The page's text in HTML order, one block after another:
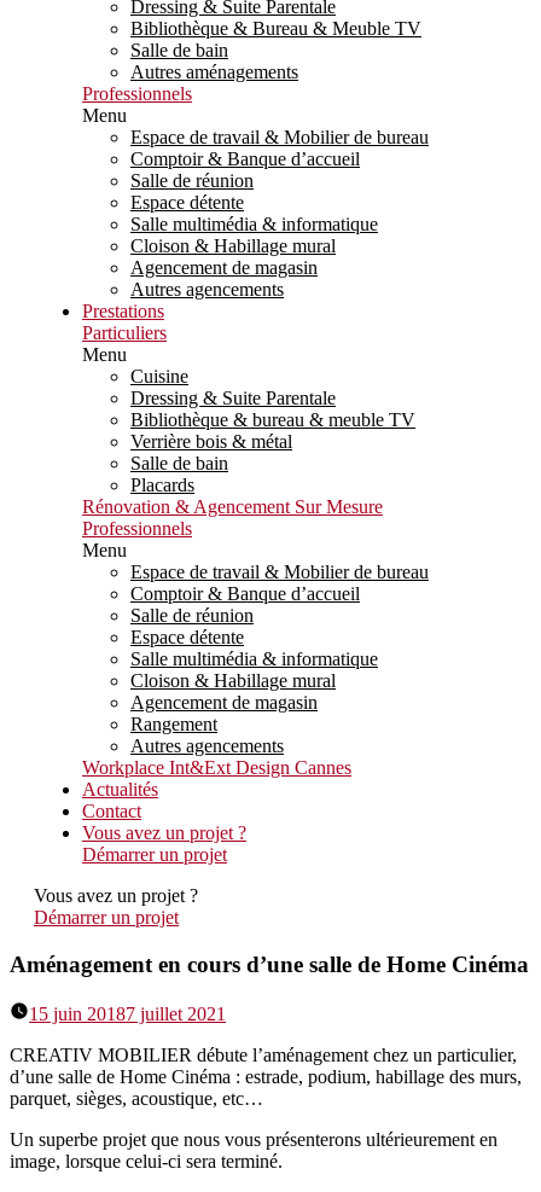
Dressing & Suite Parentale
Bibliothèque & Bureau & Meuble TV
Salle de bain
Autres aménagements
Professionnels
Menu
Espace de travail & Mobilier de bureau
Comptoir & Banque d’accueil
Salle de réunion
Espace détente
Salle multimédia & informatique
Cloison & Habillage mural
Agencement de magasin
Autres agencements
Prestations
Particuliers
Menu
Cuisine
Dressing & Suite Parentale
Bibliothèque & bureau & meuble TV
Verrière bois & métal
Salle de bain
Placards
Rénovation & Agencement Sur Mesure
Professionnels
Menu
Espace de travail & Mobilier de bureau
Comptoir & Banque d’accueil
Salle de réunion
Espace détente
Salle multimédia & informatique
Cloison & Habillage mural
Agencement de magasin
Rangement
Autres agencements
Workplace Int&Ext Design Cannes
Actualités
Contact
Vous avez un projet ?
Démarrer un projet
Vous avez un projet ?
Démarrer un projet
Aménagement en cours d’une salle de Home Cinéma
15 juin 20187 juillet 2021
CREATIV MOBILIER débute l’aménagement chez un particulier,
d’une salle de Home Cinéma : estrade, podium, habillage des murs,
parquet, sièges, acoustique, etc…
Un superbe projet que nous vous présenterons ultérieurement en
image, lorsque celui-ci sera terminé.